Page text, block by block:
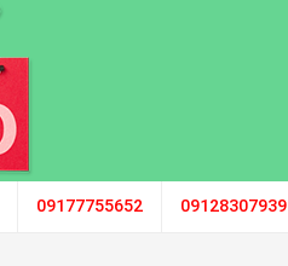
09128307939
09177755652